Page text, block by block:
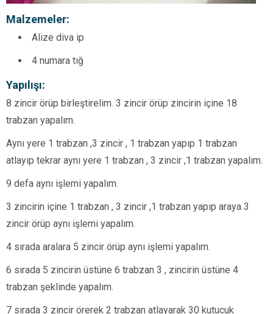
Malzemeler:
Alize diva ip
4 numara tığ
Yapılışı:
8 zincir örüp birleştirelim. 3 zincir örüp zincirin içine 18
trabzan yapalım.
Aynı yere 1 trabzan ,3 zincir , 1 trabzan yapıp 1 trabzan
atlayıp tekrar aynı yere 1 trabzan , 3 zincir ,1 trabzan yapalım.
9 defa aynı işlemi yapalım.
3 zincirin içine 1 trabzan , 3 zincir ,1 trabzan yapıp araya 3
zincir örüp aynı işlemi yapalım.
4 sırada aralara 5 zincir örüp aynı işlemi yapalım.
6 sırada 5 zincirin üstüne 6 trabzan 3 , zincirin üstüne 4
trabzan şeklinde yapalım.
7 sırada 3 zincir örerek 2 trabzan atlayarak 30 kutucuk